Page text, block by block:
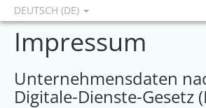
DEUTSCH (DE)
Impressum
Unternehmensdaten
Digitale-Dienste-Gesetz